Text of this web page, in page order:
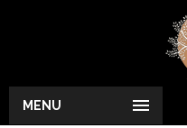

MENU